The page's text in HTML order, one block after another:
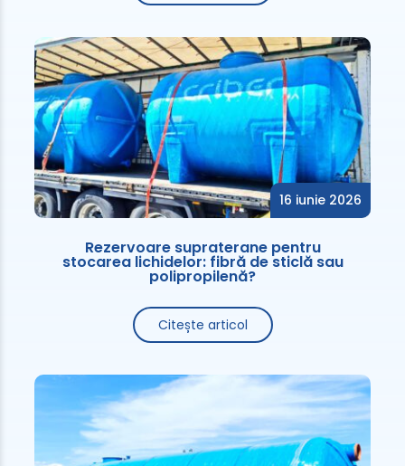
16 iunie 2026
Rezervoare supraterane pentru
stocarea lichidelor: fibră de sticlă sau
polipropilenă?
Citește articol